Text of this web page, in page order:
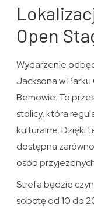
Open
Wydarzenie
Jacksona w Parku
Bemowie. To
stolicy, która
kulturalne. Dzięki
dostępna
osób
Strefa będzie
sobotę od 10 do